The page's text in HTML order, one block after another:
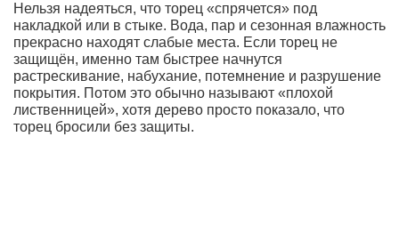
Нельзя надеяться, что торец «спрячется» под
накладкой или в стыке. Вода, пар и сезонная влажность
прекрасно находят слабые места. Если торец не
защищён, именно там быстрее начнутся
растрескивание, набухание, потемнение и разрушение
покрытия. Потом это обычно называют «плохой
лиственницей», хотя дерево просто показало, что
торец бросили без защиты.